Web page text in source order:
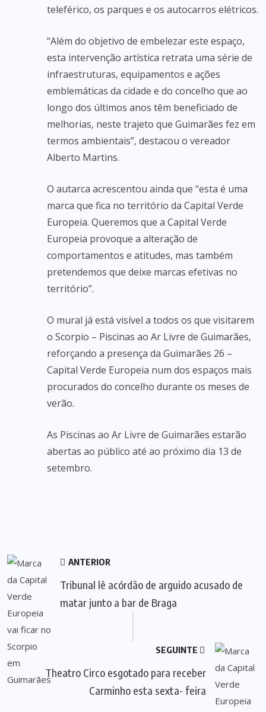
teleférico, os parques e os autocarros elétricos.
“Além do objetivo de embelezar este espaço,
esta intervenção artística retrata uma série de
infraestruturas, equipamentos e ações
emblemáticas da cidade e do concelho que ao
longo dos últimos anos têm beneficiado de
melhorias, neste trajeto que Guimarães fez em
termos ambientais”, destacou o vereador
Alberto Martins.
O autarca acrescentou ainda que “esta é uma
marca que fica no território da Capital Verde
Europeia. Queremos que a Capital Verde
Europeia provoque a alteração de
comportamentos e atitudes, mas também
pretendemos que deixe marcas efetivas no
território”.
O mural já está visível a todos os que visitarem
o Scorpio – Piscinas ao Ar Livre de Guimarães,
reforçando a presença da Guimarães 26 –
Capital Verde Europeia num dos espaços mais
procurados do concelho durante os meses de
verão.
As Piscinas ao Ar Livre de Guimarães estarão
abertas ao público até ao próximo dia 13 de
setembro.
ANTERIOR
Tribunal lê acórdão de arguido acusado de
matar junto a bar de Braga
SEGUINTE
Theatro Circo esgotado para receber
Carminho esta sexta- feira